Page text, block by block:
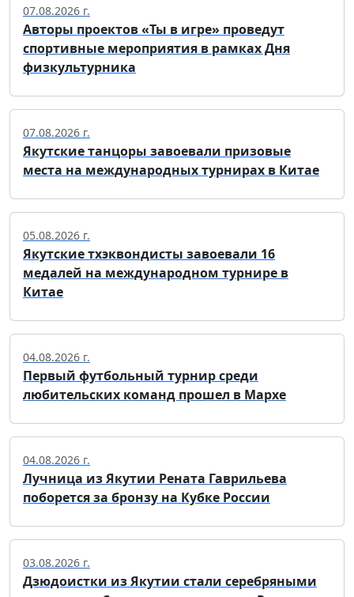
07.08.2026 г.
Авторы проектов «Ты в игре» проведут
спортивные мероприятия в рамках Дня
физкультурника
07.08.2026 г.
Якутские танцоры завоевали призовые
места на международных турнирах в Китае
05.08.2026 г.
Якутские тхэквондисты завоевали 16
медалей на международном турнире в
Китае
04.08.2026 г.
Первый футбольный турнир среди
любительских команд прошел в Мархе
04.08.2026 г.
Лучница из Якутии Рената Гаврильева
поборется за бронзу на Кубке России
03.08.2026 г.
Дзюдоистки из Якутии стали серебряными